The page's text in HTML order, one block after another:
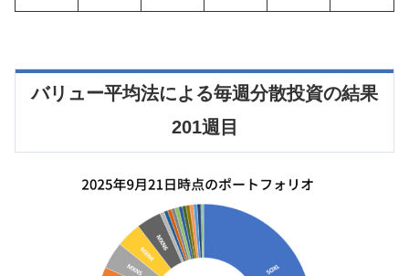
バリュー平均法による毎週分散投資の結果
201週目